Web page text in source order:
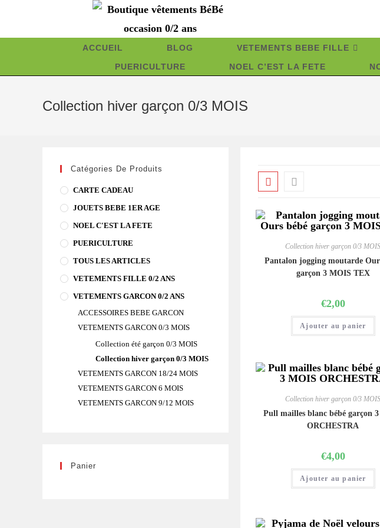
content
ACCUEIL BLOG VETEMENTS BEBE FILLE
PUERICULTURE
NOEL C’EST LA FETE
Collection hiver garçon 0/3 MOIS
Collection hiver garçon 0/3 MOIS
Pantalon jogging moutarde
garçon 3 MOIS TEX
€2,00
Ajouter au panier
Collection hiver garçon 0/3 MOIS
Pull mailles blanc bébé garçon
ORCHESTRA
€4,00
Ajouter au panier
Catégories De Produits
CARTE CADEAU
JOUETS BEBE 1ER AGE
NOEL C'EST LA FETE
PUERICULTURE
TOUS LES ARTICLES
VETEMENTS FILLE 0/2 ANS
VETEMENTS GARCON 0/2 ANS
ACCESSOIRES BEBE GARCON
VETEMENTS GARCON 0/3 MOIS
Collection été garçon 0/3 MOIS
Collection hiver garçon 0/3 MOIS
VETEMENTS GARCON 18/24 MOIS
VETEMENTS GARCON 6 MOIS
VETEMENTS GARCON 9/12 MOIS
Panier